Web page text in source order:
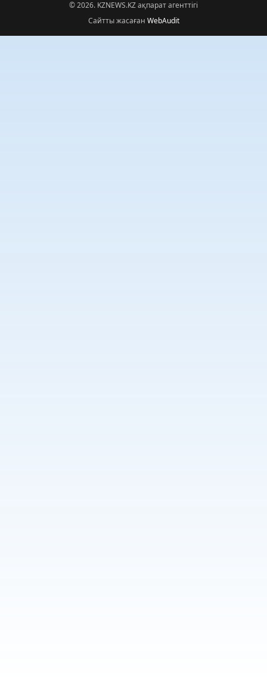
© 2026. KZNEWS.KZ ақпарат агенттігі
Сайтты жасаған WebAudit